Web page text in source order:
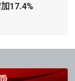
17.4%